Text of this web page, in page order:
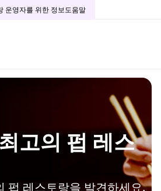
운영자를 위한 정보도움말
고의 펍 레스
펍 레스토랑을 발견하세요.